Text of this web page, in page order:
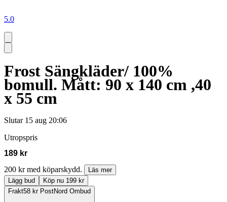
5.0
Frost Sängkläder/ 100%
bomull. Mått: 90 x 140 cm ,40
x 55 cm
Slutar 15 aug 20:06
Utropspris
189 kr
200 kr med köparskydd.
Läs mer
Lägg bud
Köp nu 199 kr
Frakt58 kr PostNord Ombud